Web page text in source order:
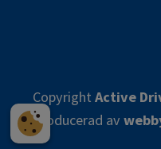
Copyright Active
​​​​​​​Producerad av